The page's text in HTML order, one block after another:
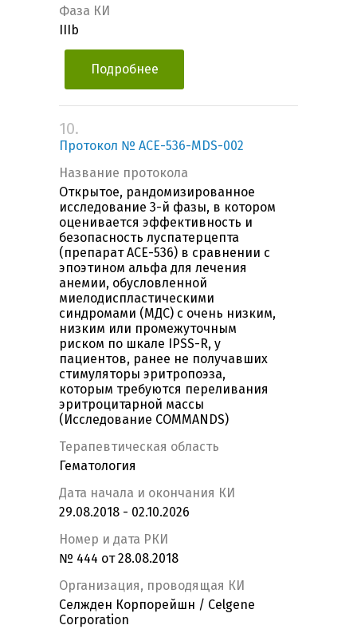
Фаза КИ
IIIb
Подробнее
10.
Протокол № ACE-536-MDS-002
Название протокола
Открытое, рандомизированное
исследование 3-й фазы, в котором
оценивается эффективность и
безопасность луспатерцепта
(препарат ACE-536) в сравнении с
эпоэтином альфа для лечения
анемии, обусловленной
миелодиспластическими
синдромами (МДС) с очень низким,
низким или промежуточным
риском по шкале IPSS-R, у
пациентов, ранее не получавших
стимуляторы эритропоэза,
которым требуются переливания
эритроцитарной массы
(Исследование COMMANDS)
Терапевтическая область
Гематология
Дата начала и окончания КИ
29.08.2018 - 02.10.2026
Номер и дата РКИ
№ 444 от 28.08.2018
Организация, проводящая КИ
Селжден Корпорейшн / Celgene
Corporation